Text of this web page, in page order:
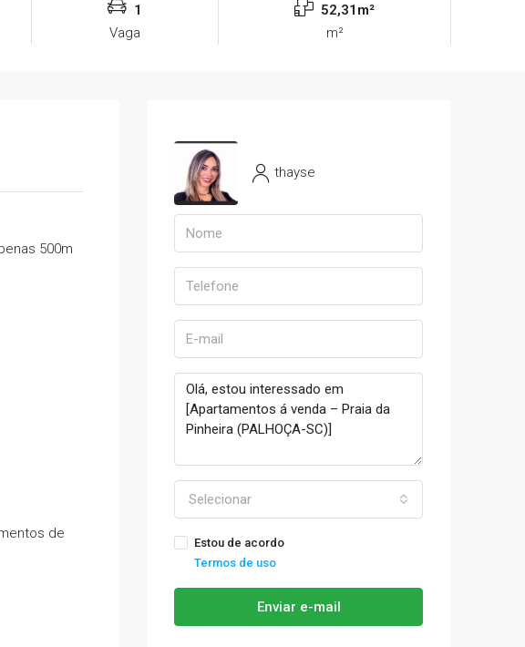
1
Vaga
52,31m²
m²
500m
de
thayse
Selecionar
Estou de acordo
Termos de uso
Enviar e-mail